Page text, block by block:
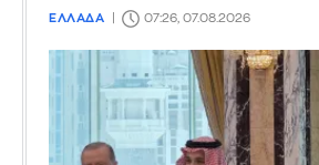
ΕΛΛΑΔΑ 07:26, 07.08.2026